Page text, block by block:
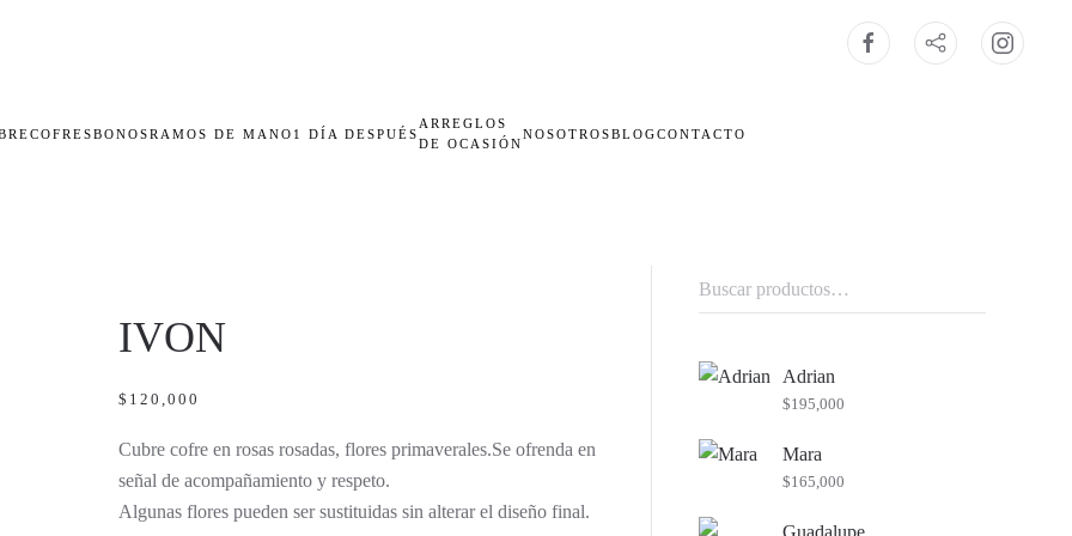
BONOSRAMOS DE MANO 1 DÍA DESPUÉS
ARREGLOS
DE OCASIÓN
NOSOTROSBLOGCONTACTO
IVON
$ 120,000
Cubre cofre en rosas rosadas, flores primaverales.Se ofrenda en
señal de acompañamiento y respeto.
Algunas flores pueden ser sustituidas sin alterar el diseño final.
Buscar
por:
Adrian
$195,000
Mara
$165,000
Guadalupe